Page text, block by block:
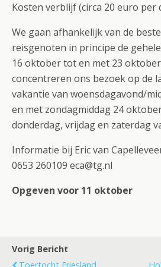
Kosten verblijf (circa 20 euro per
We gaan afhankelijk van de
reisgenoten in principe de
16 oktober tot en met 23
concentreren ons bezoek op de
vakantie van woensdagavond/
en met zondagmiddag 24
donderdag, vrijdag en zaterdag
Informatie bij Eric van
0653 260109 eca@tg.nl
Opgeven voor 11 oktober
Vorig Bericht